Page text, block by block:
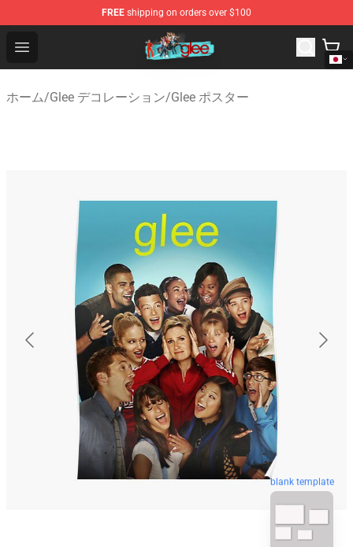
FREE shipping on orders over $100
Open menu
Glee Store - Official Glee Merchandise Shop
ホーム/Glee デコレーション/Glee ポスター
blank template